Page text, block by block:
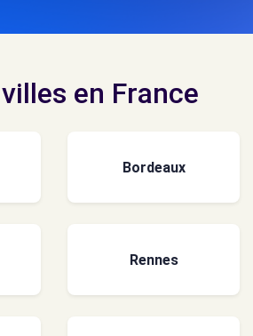
en France
Bordeaux
Rennes